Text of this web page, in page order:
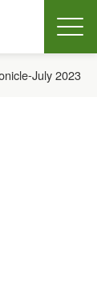
July 2023